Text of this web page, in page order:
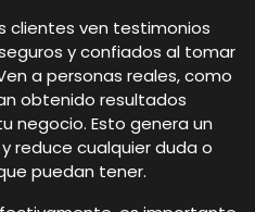
clientes ven testimonios
y confiados al tomar
a personas reales, como
obtenido resultados
negocio. Esto genera un
reduce cualquier duda o
puedan tener.